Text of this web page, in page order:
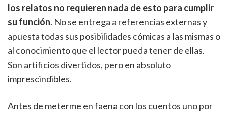
los relatos no requieren nada de esto para cumplir
su función. No se entrega a referencias externas y
apuesta todas sus posibilidades cómicas a las mismas o
al conocimiento que el lector pueda tener de ellas.
Son artificios divertidos, pero en absoluto
imprescindibles.
Antes de meterme en faena con los cuentos uno por